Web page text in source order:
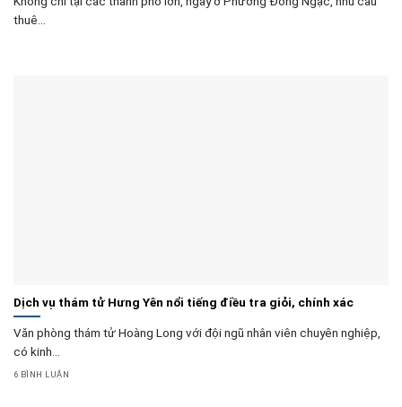
thuê...
Dịch vụ thám tử Hưng Yên nổi tiếng điều tra giỏi, chính xác
Văn phòng thám tử Hoàng Long với đội ngũ nhân viên chuyên nghiệp,
có kinh...
6 BÌNH LUẬN